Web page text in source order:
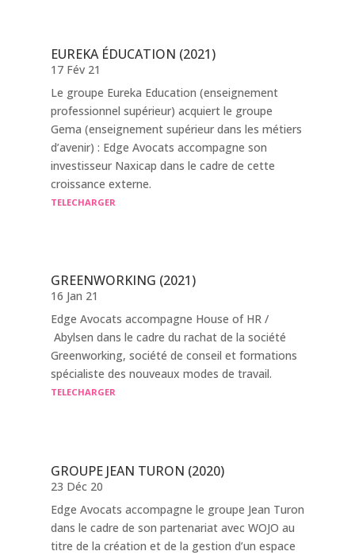
EUREKA ÉDUCATION (2021)
17 Fév 21
Le groupe Eureka Education (enseignement
professionnel supérieur) acquiert le groupe
Gema (enseignement supérieur dans les métiers
d’avenir) : Edge Avocats accompagne son
investisseur Naxicap dans le cadre de cette
croissance externe.
TELECHARGER
GREENWORKING (2021)
16 Jan 21
Edge Avocats accompagne House of HR /
Abylsen dans le cadre du rachat de la société
Greenworking, société de conseil et formations
spécialiste des nouveaux modes de travail.
TELECHARGER
GROUPE JEAN TURON (2020)
23 Déc 20
Edge Avocats accompagne le groupe Jean Turon
dans le cadre de son partenariat avec WOJO au
titre de la création et de la gestion d’un espace